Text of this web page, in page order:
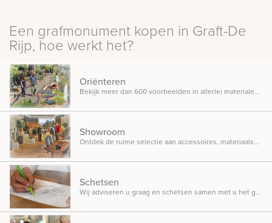
ontwerpen dan een bestaande steen te restaureren.
de vergunning.
Een grafmonument kopen in Graft-De
Rijp, hoe werkt het?
Oriënteren
Bekijk meer dan 600 voorbeelden in allerlei materialen, ontwerpen en designs opgesteld in onze inspiratietuin.
Showroom
Ontdek de ruime selectie aan accessoires, materiaalsoorten en beletteringsmogelijkheden.
Schetsen
Wij adviseren u graag en schetsen samen met u het gedenkteken dat u in gedachten heeft.